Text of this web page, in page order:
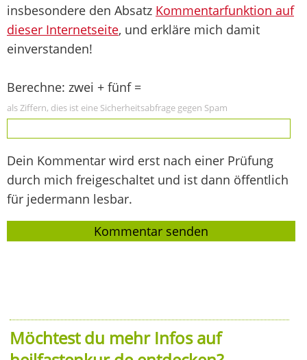
insbesondere den Absatz Kommentarfunktion auf
dieser Internetseite, und erkläre mich damit
einverstanden!
Berechne: zwei + fünf =
als Ziffern, dies ist eine Sicherheitsabfrage gegen Spam
Dein Kommentar wird erst nach einer Prüfung
durch mich freigeschaltet und ist dann öffentlich
für jedermann lesbar.
Möchtest du mehr Infos auf